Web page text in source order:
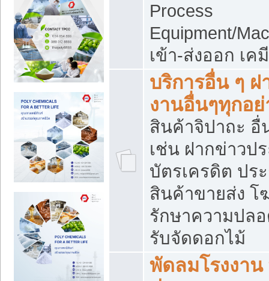
Process
Equipment/
เข้า-ส่งออก เ
บริการอื่น ๆ
งานอื่นๆทุกอ
สินค้าจิปาถะ อื่
เช่น ฝากข่าวป
บัตรเครดิต ปร
สินค้าขายส่ง
รักษาความปล
รับจัดดอกไม้
พัดลมโรงงา